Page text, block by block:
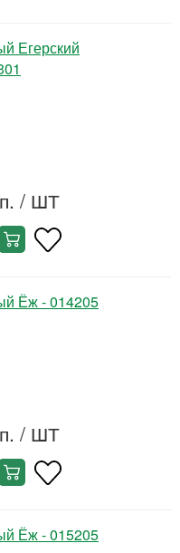
Егерский
/ ШТ
Ёж - 014205
/ ШТ
Ёж - 015205